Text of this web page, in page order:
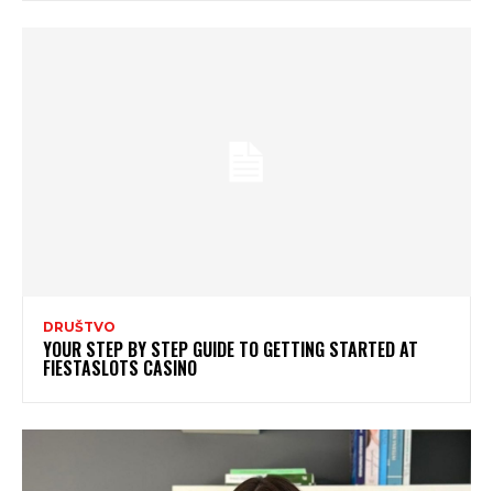
DRUŠTVO
YOUR STEP BY STEP GUIDE TO GETTING STARTED AT
FIESTASLOTS CASINO